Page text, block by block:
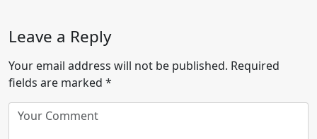
Leave a Reply
Your email address will not be published. Required
fields are marked *